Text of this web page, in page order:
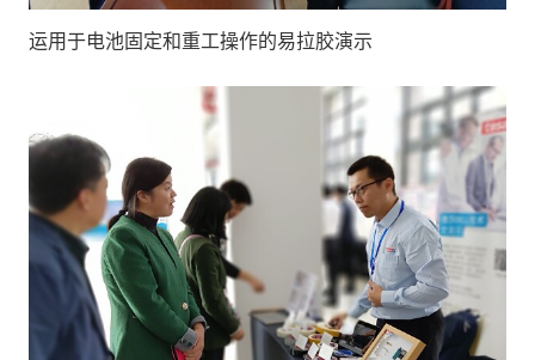
运用于电池固定和重工操作的易拉胶演示